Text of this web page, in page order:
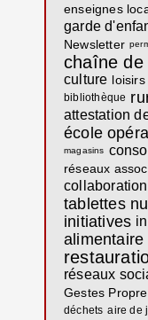
enseignes
garde
Newsletter
chaîne de
culture loisirs
bibliothèque
attestation
école
magasins
réseaux
collaboration
tablettes
initiatives
alimentaire
réseaux
Gestes
déchets aire de